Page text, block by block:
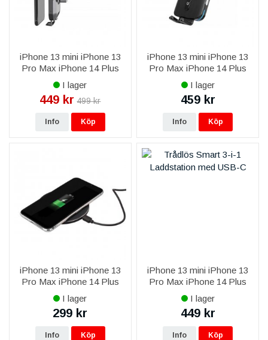
iPhone 13 mini iPhone 13
Pro Max iPhone 14 Plus
iPhone 14 Pro Max iPhone
15 Plus iPhone 15 Pro Max
iPhone 16 Plus iPhone 16
Pro
I lager
449 kr 499 kr
Info Köp
iPhone 13 mini iPhone 13
Pro Max iPhone 14 Plus
iPhone 14 Pro Max iPhone
15 Plus iPhone 15 Pro Max
iPhone 16 Plus iPhone 16
Pro
I lager
459 kr
Info Köp
iPhone 13 mini iPhone 13
Pro Max iPhone 14 Plus
iPhone 14 Pro Max iPhone
15 Plus iPhone 15 Pro Max
iPhone 16 Plus iPhone 16
Pro
I lager
299 kr
Info Köp
iPhone 13 mini iPhone 13
Pro Max iPhone 14 Plus
iPhone 14 Pro Max iPhone
15 Plus iPhone 15 Pro Max
Trådlös Smart 3-i-1
Laddstati
I lager
449 kr
Info Köp